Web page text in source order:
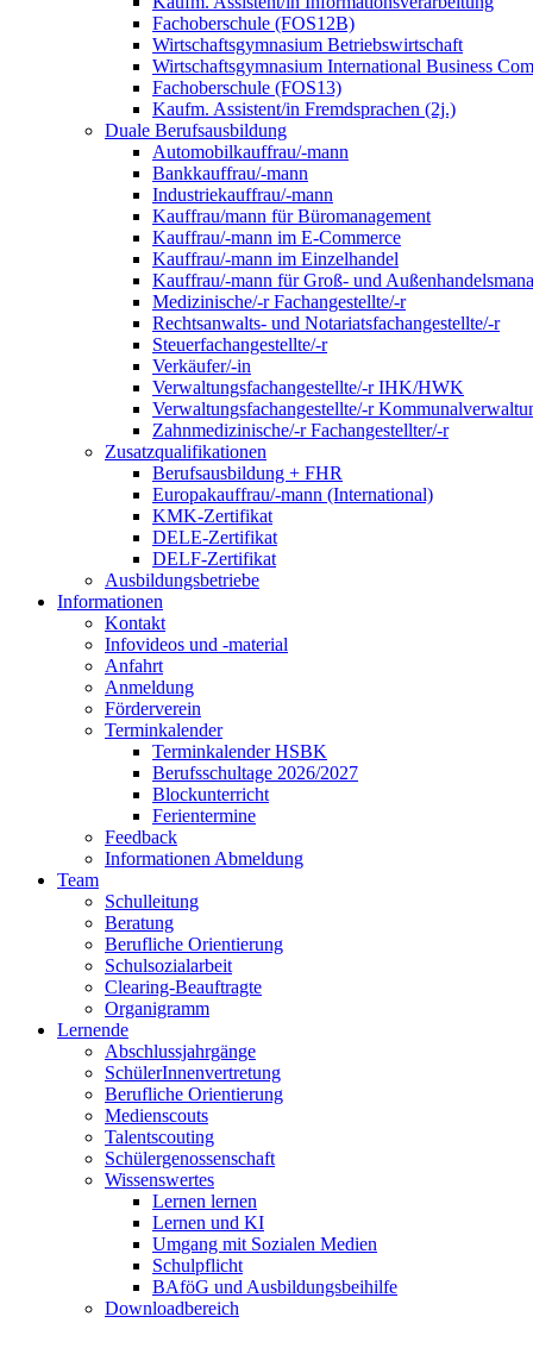
Fachoberschule (FOS12B)
Wirtschaftsgymnasium Betriebswirtschaft
Wirtschaftsgymnasium International Business
Fachoberschule (FOS13)
Kaufm. Assistent/in Fremdsprachen (2j.)
Duale Berufsausbildung
Automobilkauffrau/-mann
Bankkauffrau/-mann
Industriekauffrau/-mann
Kauffrau/mann für Büromanagement
Kauffrau/-mann im E-Commerce
Kauffrau/-mann im Einzelhandel
Kauffrau/-mann für Groß- und
Medizinische/-r Fachangestellte/-r
Rechtsanwalts- und Notariatsfachangestellte/-r
Steuerfachangestellte/-r
Verkäufer/-in
Verwaltungs­fach­angestellte/-r IHK/HWK
Verwaltungsfach­angestellte/-r
Zahnmedizinische/-r Fachangestellter/-r
Zusatzqualifikationen
Berufsausbildung + FHR
Europakauffrau/-mann (International)
KMK-Zertifikat
DELE-Zertifikat
DELF-Zertifikat
Ausbildungsbetriebe
Informationen
Kontakt
Infovideos und -material
Anfahrt
Anmeldung
Förderverein
Terminkalender
Terminkalender HSBK
Berufsschultage 2026/2027
Blockunterricht
Ferientermine
Feedback
Informationen Abmeldung
Team
Schulleitung
Beratung
Berufliche Orientierung
Schulsozialarbeit
Clearing-Beauftragte
Organigramm
Lernende
Abschlussjahrgänge
SchülerInnenvertretung
Berufliche Orientierung
Medienscouts
Talentscouting
Schüler­genossen­schaft
Wissenswertes
Lernen lernen
Lernen und KI
Umgang mit Sozialen Medien
Schulpflicht
BAföG und Ausbildungsbeihilfe
Downloadbereich